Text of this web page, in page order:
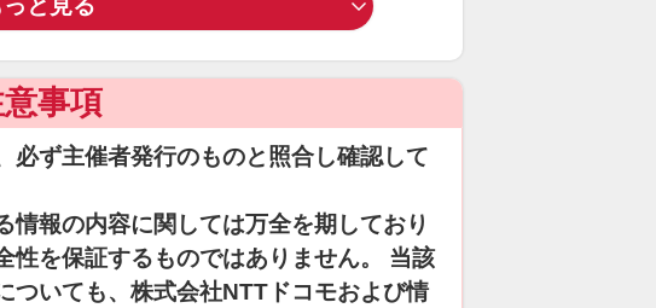
っと見る
事項
必ず主催者発行のものと照合し確認して
報の内容に関しては万全を期しており
性を保証するものではありません。 当該
ついても、株式会社NTTドコモおよび情